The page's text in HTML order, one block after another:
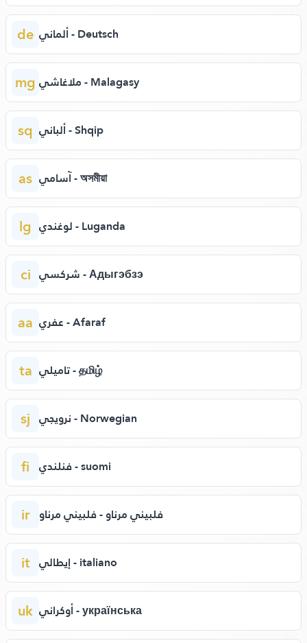
de ألماني - Deutsch
mg ملاغاشي - Malagasy
sq ألباني - Shqip
as آسامي - অসমীয়া
lg لوغندي - Luganda
ci شركسي - Адыгэбзэ
aa عفري - Afaraf
ta تاميلي - தமிழ்
sj نرويجي - Norwegian
fi فنلندي - suomi
ir فلبيني مرناو - فلبيني مرناو
it إيطالي - italiano
uk أوكراني - українська